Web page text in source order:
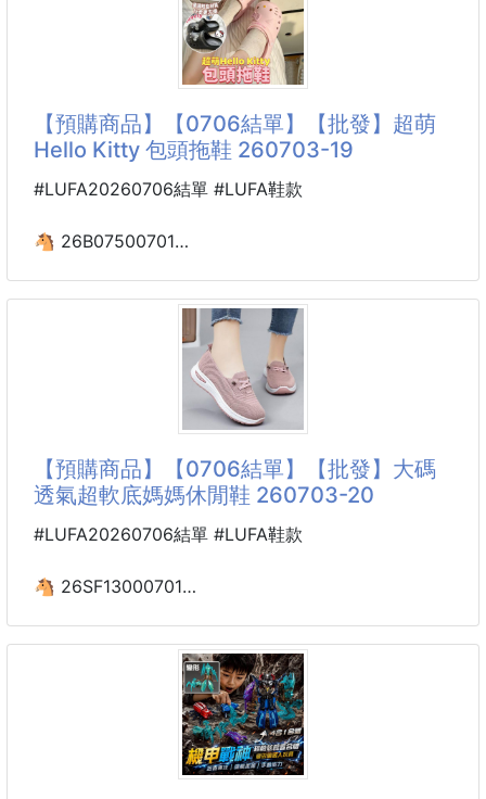
鞋身印簡約小熊圖案，搭配米白、淺綠溫柔淺色系，奶
乎乎的軟萌風格，擺在家裡像小裝飾。
前翹包裹式鞋頭，完整包住腳趾，走動時撞到桌角、櫃
子不會磕碰受傷，家裡有小孩、愛跑動的人超實用。圓
滑內腔不擠腳尖，寬腳、胖腳穿著毫無壓迫感，長時間
升級加厚軟彈EVA材質，踩上去軟綿綿快速回彈，緩衝
地面衝擊力，久站、在家走動腳底不
【預購商品】【0706結單】【批發】超萌
Hello Kitty 包頭拖鞋 260703-19
#LUFA20260706結單 #LUFA鞋款
🐴 26B07500701
誰能拒絕軟萌Kitty包頭拖鞋！
少女心直接滿分，居家、外出一雙搞定，Kitty粉必
穿不磨腳、不悶腳。
加厚緩震鞋床，日常走動、居家打掃一整天也不腳痠
防水速乾，洗澡、浴室穿完全不怕積水發臭。
立體蝴蝶結+經典貓咪臉造型，線條圓潤超可愛
粉、白、黑三色可選，百搭各種穿搭風格。
包頭設計完美保護腳趾，不怕碰撞受傷；側邊透氣孔
【預購商品】【0706結單】【批發】大碼
透氣超軟底媽媽休閒鞋 260703-20
#LUFA20260706結單 #LUFA鞋款
🐴 26SF13000701
專為舒適而生，免綁鞋帶搭配輕盈透氣鞋面，行走間保
持雙腳清爽不悶熱。
加厚柔軟鞋底，減震護足，長時間穿也不累腳。